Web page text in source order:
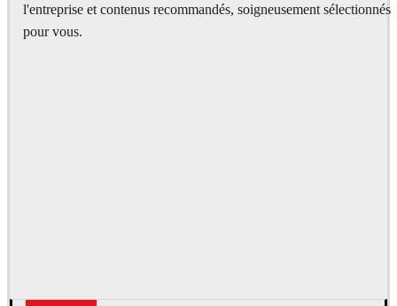
l'entreprise et contenus recommandés, soigneusement sélectionnés
pour vous.